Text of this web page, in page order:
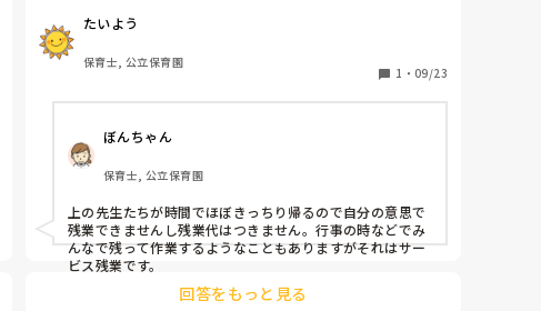
労働が多かった…一人で大きい暗幕を何枚もつけさせら
れたりお雛さまの片付けや椅子の出し入れなど…
そして火曜日に副園長に「すみません、今日体調が悪い
ので定時で帰らせてもらって良いですか？」と聞くと
「は？明日卒園式なのになんでそんなこと言うん？」
「そんなん土曜日の休みの時に病院に行ってほしかった
わ」
「てゆーかいつも定時で帰ってるやんな？」←タイムカ
副園長と園長は一切行事の準備手伝わへんから分かって
ないんか…笑　ほんとに園長副園長はなにも手伝わずあ
ったかい部屋にずっと座って他の先生の悪口言ってま
す…
そんなこんなで、たっぷり嫌味を言われ「こんなコロナ
30分後ぐらいでそれ以降に仕事する時は先に退勤してか
ら的な流れが残ってます。時代は令和ですよね...民間の
方でもある程度のサービスはあると思いますが、どうな
んでしょう、これ。事務所が帰ってないのに帰られへん
とか時代として古すぎませんか？自治体に匿名相談しよ
で残る事も多いのに全てサービスです。
たいよう
保育士, 公立保育園
1 ・ 09/23
ぼんちゃん
保育士, 公立保育園
上の先生たちが時間でほぼきっちり帰るので自分の意思で
残業できませんし残業代はつきません。行事の時などでみ
んなで残って作業するようなこともありますがそれはサー
ビス残業です。
回答をもっと見る